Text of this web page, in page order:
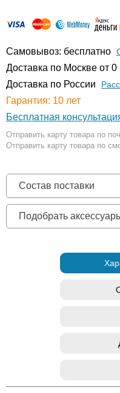
Самовывоз: бесплатно
Доставка по Москве от 0
Доставка по России
Гарантия: 10 лет
Бесплатная
Отправить карту товара по
Отправить карту товара по
Состав поставки
Подобрать